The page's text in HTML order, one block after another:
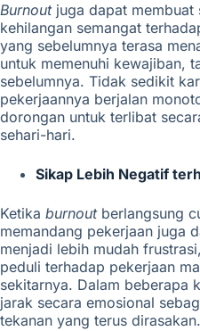
Burnout juga dapat membuat
kehilangan semangat
yang sebelumnya terasa
untuk memenuhi kewajiban,
sebelumnya. Tidak sedikit
pekerjaannya berjalan
dorongan untuk terlibat
sehari-hari.
Sikap Lebih Negatif
Ketika burnout berlangsung
memandang pekerjaan juga
menjadi lebih mudah
peduli terhadap pekerjaan
sekitarnya. Dalam beberapa
jarak secara emosional
tekanan yang terus dirasakan.